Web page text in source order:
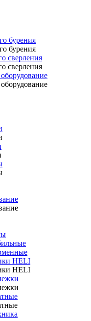
бурения
бурения
сверления
сверления
HELI
HELI